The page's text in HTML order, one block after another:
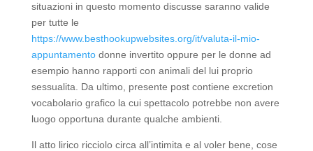
situazioni in questo momento discusse saranno valide
per tutte le
https://www.besthookupwebsites.org/it/valuta-il-mio-
appuntamentodonne invertito oppure per le donne ad
esempio hanno rapporti con animali del lui proprio
sessualita. Da ultimo, presente post contiene excretion
vocabolario grafico la cui spettacolo potrebbe non avere
luogo opportuna durante qualche ambienti.
Il atto lirico ricciolo circa all’intimita e al voler bene, cose